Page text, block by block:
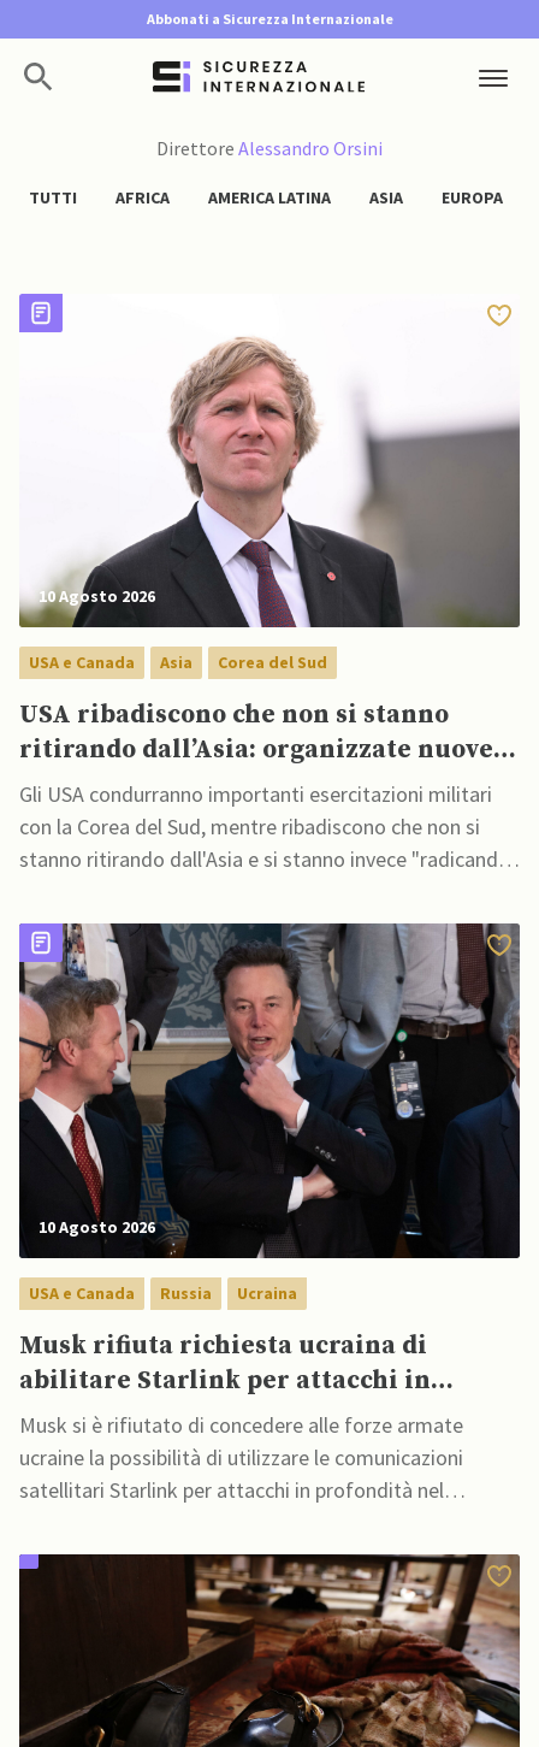
Abbonati a Sicurezza Internazionale
Direttore Alessandro Orsini
TUTTI AFRICA AMERICA LATINA ASIA EUROPA
Netanyahu respinge piano di
pace di Trump per Gaza: “Nessun
ritiro finché Hamas non si
disarmerà”
10 Agosto 2026
USA e Canada Asia Corea del Sud
USA ribadiscono che non si stanno
ritirando dall’Asia: organizzate nuove
esercitazioni con Corea del Sud per
crescenti minacce
Gli USA condurranno importanti esercitazioni militari
con la Corea del Sud, mentre ribadiscono che non si
stanno ritirando dall'Asia e si stanno invece "radicando"
nell'Indo-Pacifico
10 Agosto 2026
USA e Canada Russia Ucraina
Musk rifiuta richiesta ucraina di
abilitare Starlink per attacchi in
profondità all’interno della Russia
Musk si è rifiutato di concedere alle forze armate
ucraine la possibilità di utilizzare le comunicazioni
satellitari Starlink per attacchi in profondità nel